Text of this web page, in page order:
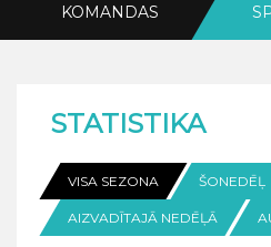
KOMANDAS
STATISTIKA
VISA SEZONA ŠONEDĒĻ
AIZVADĪTAJĀ NEDĒĻĀ